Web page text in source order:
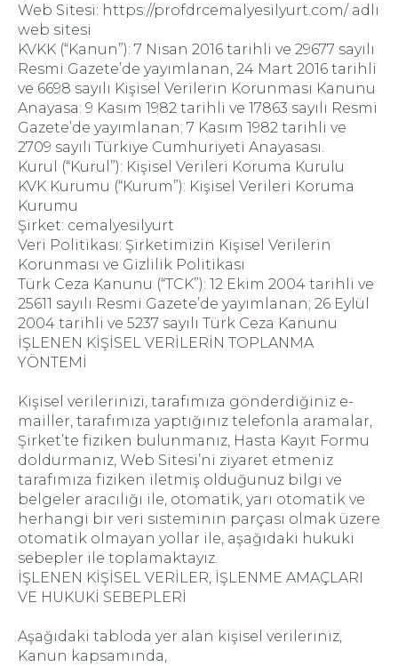
Web Sitesi: https://profdrcemalyesilyurt.com/ adlı
web sitesi
KVKK (“Kanun”): 7 Nisan 2016 tarihli ve 29677 sayılı
Resmi Gazete’de yayımlanan, 24 Mart 2016 tarihli
ve 6698 sayılı Kişisel Verilerin Korunması Kanunu
Anayasa: 9 Kasım 1982 tarihli ve 17863 sayılı Resmi
Gazete’de yayımlanan; 7 Kasım 1982 tarihli ve
2709 sayılı Türkiye Cumhuriyeti Anayasası.
Kurul (“Kurul”): Kişisel Verileri Koruma Kurulu
KVK Kurumu (“Kurum”): Kişisel Verileri Koruma
Kurumu
Şirket: cemalyesilyurt
Veri Politikası: Şirketimizin Kişisel Verilerin
Korunması ve Gizlilik Politikası
Türk Ceza Kanunu (“TCK”): 12 Ekim 2004 tarihli ve
25611 sayılı Resmi Gazete’de yayımlanan; 26 Eylül
2004 tarihli ve 5237 sayılı Türk Ceza Kanunu
İŞLENEN KİŞİSEL VERİLERİN TOPLANMA
YÖNTEMİ
Kişisel verilerinizi, tarafımıza gönderdiğiniz e-
mailler, tarafımıza yaptığınız telefonla aramalar,
Şirket’te fiziken bulunmanız, Hasta Kayıt Formu
doldurmanız, Web Sitesi’ni ziyaret etmeniz
tarafımıza fiziken iletmiş olduğunuz bilgi ve
belgeler aracılığı ile, otomatik, yarı otomatik ve
herhangi bir veri sisteminin parçası olmak üzere
otomatik olmayan yollar ile, aşağıdaki hukuki
sebepler ile toplamaktayız.
İŞLENEN KİŞİSEL VERİLER, İŞLENME AMAÇLARI
VE HUKUKİ SEBEPLERİ
Aşağıdaki tabloda yer alan kişisel verileriniz,
Kanun kapsamında,